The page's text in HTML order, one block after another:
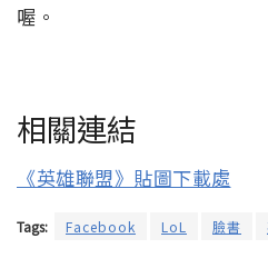
喔。
相關連結
《英雄聯盟》貼圖下載處
Tags: Facebook LoL 臉書